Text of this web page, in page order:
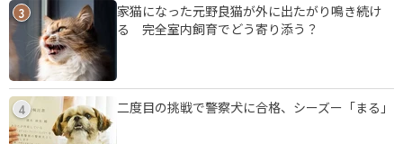
3
家猫になった元野良猫が外に出たがり鳴き続け
る 完全室内飼育でどう寄り添う？
4 二度目の挑戦で警察犬に合格、シーズー「まる」